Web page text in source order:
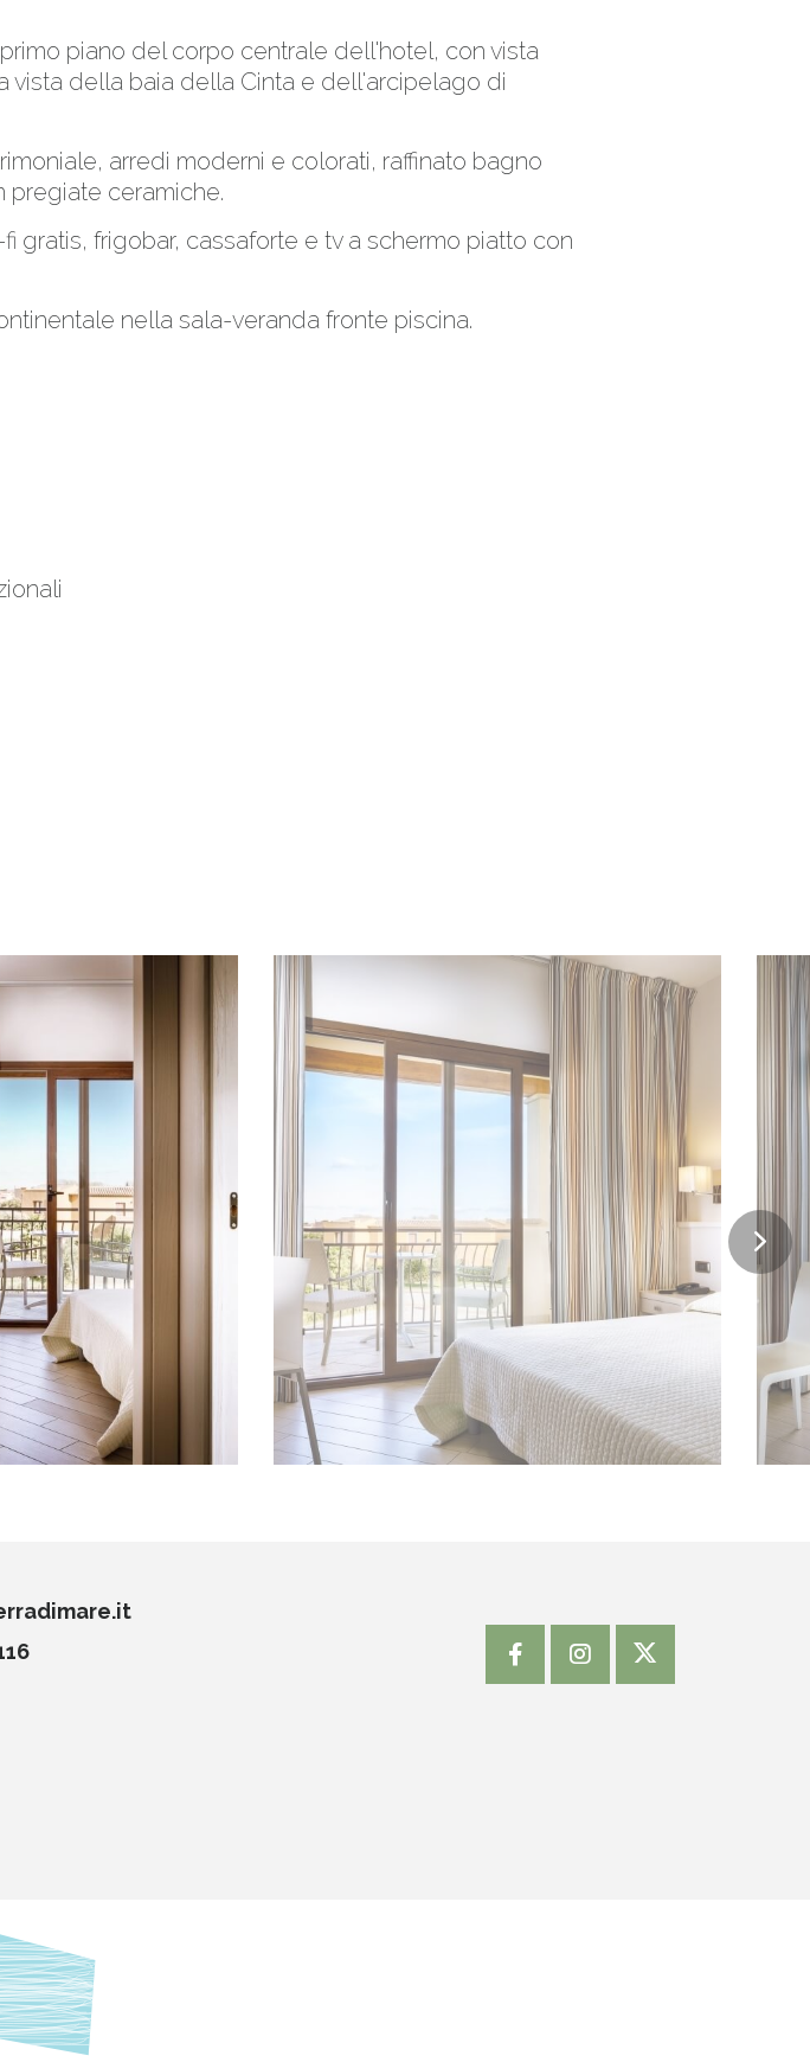
piano del corpo centrale dell'hotel, con vista
della baia della Cinta e dell'arcipelago di
arredi moderni e colorati, raffinato bagno
ceramiche.
gratis, frigobar, cassaforte e tv a schermo piatto con
nella sala-veranda fronte piscina.